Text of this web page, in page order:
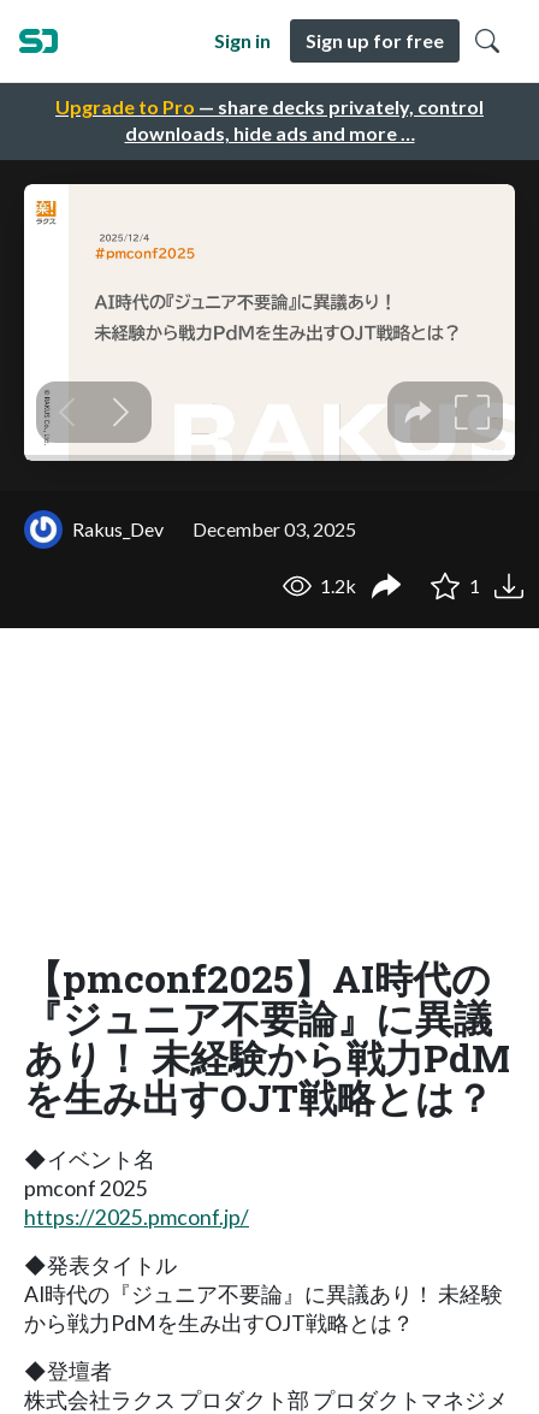
Upgrade to Pro — share decks privately, control
downloads, hide ads and more …
Sign in Sign up for free
Rakus_Dev December 03, 2025
1.2k 1
【pmconf2025】AI時代の
『ジュニア不要論』に異議
あり！ 未経験から戦力PdM
を生み出すOJT戦略とは？
◆イベント名
pmconf 2025
https://2025.pmconf.jp/
◆発表タイトル
AI時代の『ジュニア不要論』に異議あり！ 未経験
から戦力PdMを生み出すOJT戦略とは？
◆登壇者
株式会社ラクス プロダクト部 プロダクトマネジメ